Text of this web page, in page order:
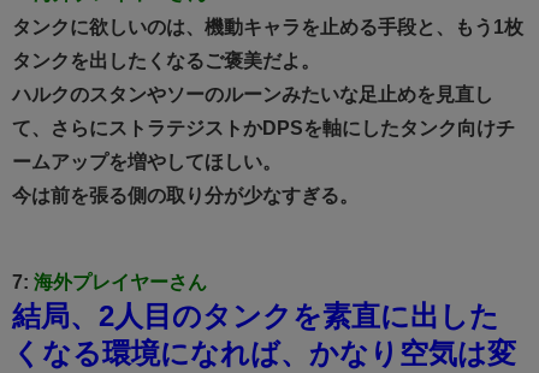
タンクに欲しいのは、機動キャラを止める手段と、もう1枚
タンクを出したくなるご褒美だよ。
ハルクのスタンやソーのルーンみたいな足止めを見直し
て、さらにストラテジストかDPSを軸にしたタンク向けチ
ームアップを増やしてほしい。
今は前を張る側の取り分が少なすぎる。
7: 海外プレイヤーさん
結局、2人目のタンクを素直に出した
くなる環境になれば、かなり空気は変